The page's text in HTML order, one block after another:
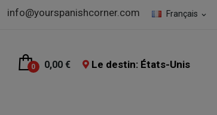
Français expand_more
info@yourspanishcorner.com
0 0,00 € Le destin: États-Unis